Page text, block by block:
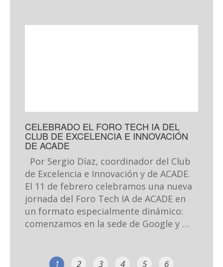
CELEBRADO EL FORO TECH IA DEL
CLUB DE EXCELENCIA E INNOVACIÓN
DE ACADE
Por Sergio Díaz, coordinador del Club
de Excelencia e Innovación y de ACADE.
El 11 de febrero celebramos una nueva
jornada del Foro Tech IA de ACADE en
un formato especialmente dinámico:
comenzamos en la sede de Google y …
1 2 3 4 5 6